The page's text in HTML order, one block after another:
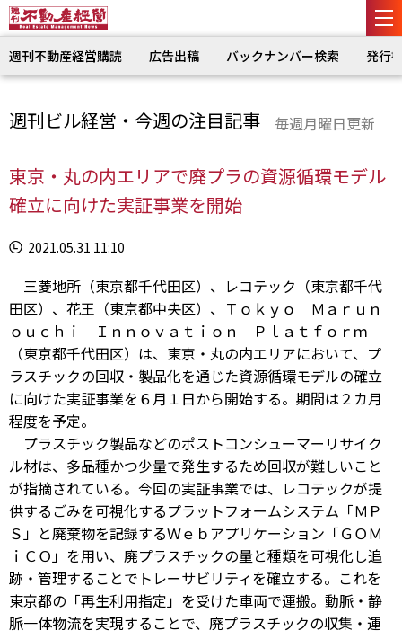
週刊不動産経営購読 広告出稿 バックナンバー検索 発行
週刊ビル経営・今週の注目記事 毎週月曜日更新
東京・丸の内エリアで廃プラの資源循環モデル
確立に向けた実証事業を開始
2021.05.31 11:10
三菱地所（東京都千代田区）、レコテック（東京都千代
田区）、花王（東京都中央区）、Ｔｏｋｙｏ Ｍａｒｕｎ
ｏｕｃｈｉ Ｉｎｎｏｖａｔｉｏｎ Ｐｌａｔｆｏｒｍ
（東京都千代田区）は、東京・丸の内エリアにおいて、プ
ラスチックの回収・製品化を通じた資源循環モデルの確立
に向けた実証事業を６月１日から開始する。期間は２カ月
程度を予定。
プラスチック製品などのポストコンシューマーリサイク
ル材は、多品種かつ少量で発生するため回収が難しいこと
が指摘されている。今回の実証事業では、レコテックが提
供するごみを可視化するプラットフォームシステム「ＭＰ
Ｓ」と廃棄物を記録するＷｅｂアプリケーション「ＧＯＭ
ｉＣＯ」を用い、廃プラスチックの量と種類を可視化し追
跡・管理することでトレーサビリティを確立する。これを
東京都の「再生利用指定」を受けた車両で運搬。動脈・静
脈一体物流を実現することで、廃プラスチックの収集・運